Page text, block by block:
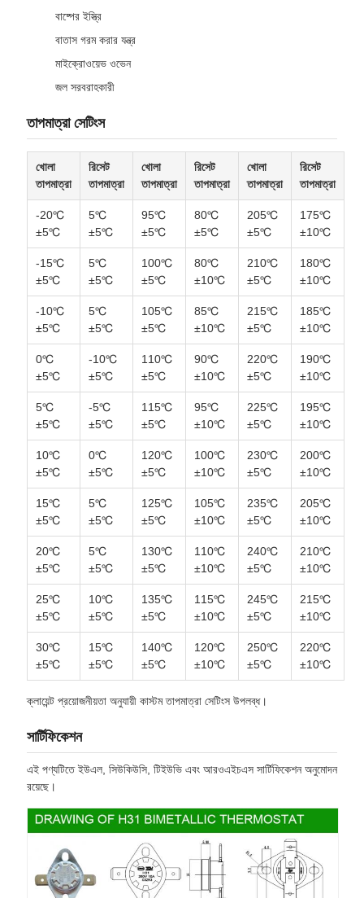
বাষ্পের ইস্ত্রি
বাতাস গরম করার যন্ত্র
মাইক্রোওয়েভ ওভেন
জল সরবরাহকারী
তাপমাত্রা সেটিংস
খোলা
তাপমাত্রা
রিসেট
তাপমাত্রা
খোলা
তাপমাত্রা
রিসেট
তাপমাত্রা
খোলা
তাপমাত্রা
রিসেট
তাপমাত্রা
-20℃
±5℃
5℃
±5℃
95℃
±5℃
80℃
±5℃
205℃
±5℃
175℃
±10℃
-15℃
±5℃
5℃
±5℃
100℃
±5℃
80℃
±10℃
210℃
±5℃
180℃
±10℃
-10℃
±5℃
5℃
±5℃
105℃
±5℃
85℃
±10℃
215℃
±5℃
185℃
±10℃
0℃
±5℃
-10℃
±5℃
110℃
±5℃
90℃
±10℃
220℃
±5℃
190℃
±10℃
5℃
±5℃
-5℃
±5℃
115℃
±5℃
95℃
±10℃
225℃
±5℃
195℃
±10℃
10℃
±5℃
0℃
±5℃
120℃
±5℃
100℃
±10℃
230℃
±5℃
200℃
±10℃
15℃
±5℃
5℃
±5℃
125℃
±5℃
105℃
±10℃
235℃
±5℃
205℃
±10℃
20℃
±5℃
5℃
±5℃
130℃
±5℃
110℃
±10℃
240℃
±5℃
210℃
±10℃
25℃
±5℃
10℃
±5℃
135℃
±5℃
115℃
±10℃
245℃
±5℃
215℃
±10℃
30℃
±5℃
15℃
±5℃
140℃
±5℃
120℃
±10℃
250℃
±5℃
220℃
±10℃
ক্লায়েন্ট প্রয়োজনীয়তা অনুযায়ী কাস্টম তাপমাত্রা সেটিংস উপলব্ধ।
সার্টিফিকেশন
এই পণ্যটিতে ইউএল, সিউকিউসি, টিইউভি এবং আরওএইচএস সার্টিফিকেশন অনুমোদন
রয়েছে।